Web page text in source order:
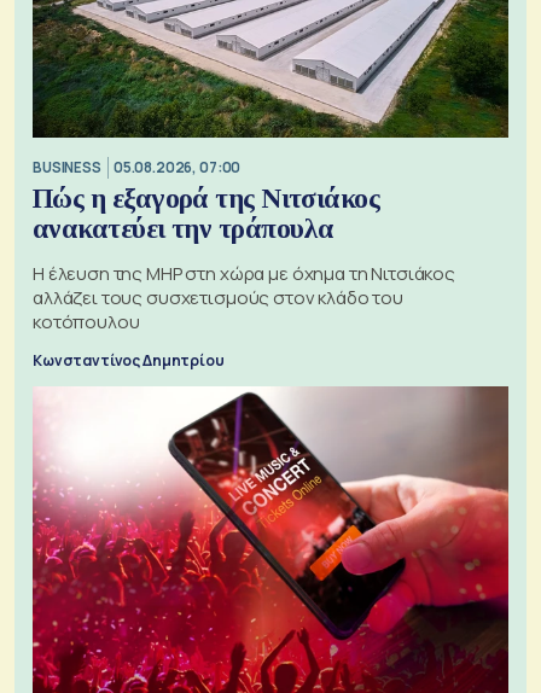
BUSINESS 05.08.2026, 07:00
Πώς η εξαγορά της Νιτσιάκος
ανακατεύει την τράπουλα
H έλευση της MHP στη χώρα με όχημα τη Νιτσιάκος
αλλάζει τους συσχετισμούς στον κλάδο του
κοτόπουλου
Κωνσταντίνος Δημητρίου